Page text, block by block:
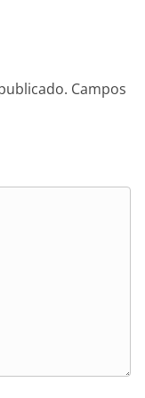
Campos